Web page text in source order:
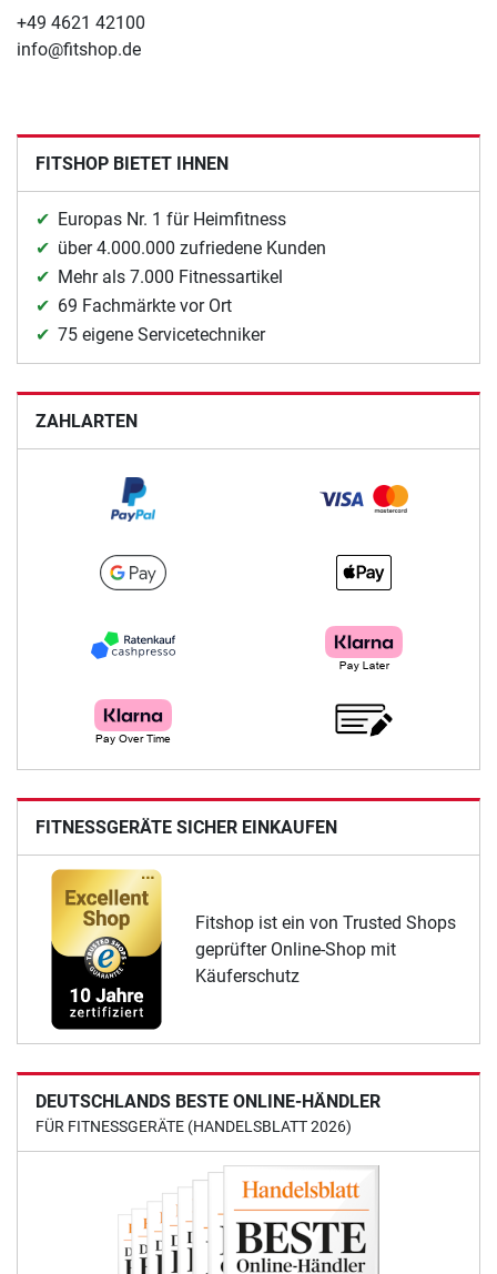
+49 4621 42100
info@fitshop.de
FITSHOP BIETET IHNEN
Europas Nr. 1 für Heimfitness
über 4.000.000 zufriedene Kunden
Mehr als 7.000 Fitnessartikel
69 Fachmärkte vor Ort
75 eigene Servicetechniker
ZAHLARTEN
FITNESSGERÄTE SICHER EINKAUFEN
Fitshop ist ein von Trusted Shops
geprüfter Online-Shop mit
Käuferschutz
DEUTSCHLANDS BESTE ONLINE-HÄNDLER
FÜR FITNESSGERÄTE (HANDELSBLATT 2026)